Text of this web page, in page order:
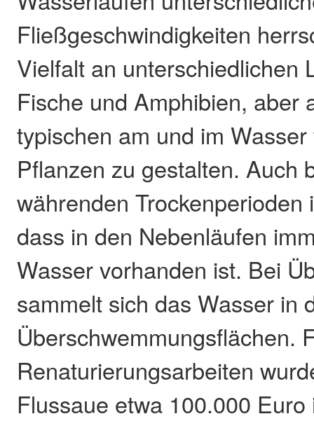
Fließgeschwindigkeiten
Vielfalt an unterschiedlichen
Fische und Amphibien, aber
typischen am und im
Pflanzen zu gestalten. Auch
währenden Trockenperioden
dass in den Nebenläufen
Wasser vorhanden ist. Bei
sammelt sich das Wasser in
Überschwemmungsflächen.
Renaturierungsarbeiten
Flussaue etwa 100.000